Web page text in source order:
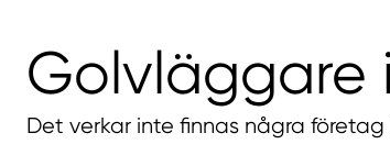
Golvläggare
Det verkar inte finnas några företag